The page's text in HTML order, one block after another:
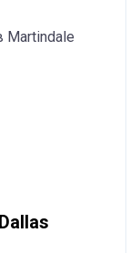
Martindale